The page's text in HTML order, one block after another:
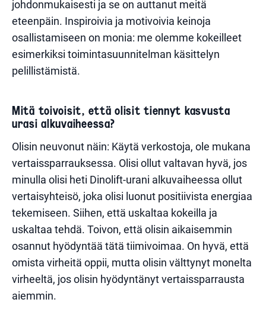
johdonmukaisesti ja se on auttanut meitä
eteenpäin. Inspiroivia ja motivoivia keinoja
osallistamiseen on monia: me olemme kokeilleet
esimerkiksi toimintasuunnitelman käsittelyn
pelillistämistä.
Mitä toivoisit, että olisit tiennyt kasvusta
urasi alkuvaiheessa?
Olisin neuvonut näin: Käytä verkostoja, ole mukana
vertaissparrauksessa. Olisi ollut valtavan hyvä, jos
minulla olisi heti Dinolift-urani alkuvaiheessa ollut
vertaisyhteisö, joka olisi luonut positiivista energiaa
tekemiseen. Siihen, että uskaltaa kokeilla ja
uskaltaa tehdä. Toivon, että olisin aikaisemmin
osannut hyödyntää tätä tiimivoimaa. On hyvä, että
omista virheitä oppii, mutta olisin välttynyt monelta
virheeltä, jos olisin hyödyntänyt vertaissparrausta
aiemmin.